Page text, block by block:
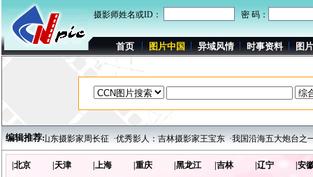
摄影师姓名或ID： 密 码：
首页 图片中国 异域风情 时事资料 图
编辑推荐:
影人：山东摄影家周长征 ·优秀影人：吉林摄影家王宝东 ·我国沿海五大炮台之
|北京 |天津 |上海 |重庆 |黑龙江 |吉林 |辽宁
|安